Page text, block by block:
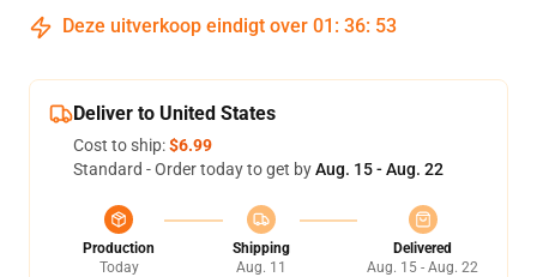
Deze uitverkoop eindigt over 01 : 36: 52
Deliver to United States
Cost to ship:$6.99
Standard - Order today to get byAug. 15 - Aug. 22
Production
Today
Shipping
Aug. 11
Delivered
Aug. 15 - Aug. 22